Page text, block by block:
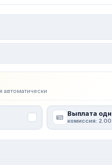
автоматически
Выплата
комиссия: 2.00